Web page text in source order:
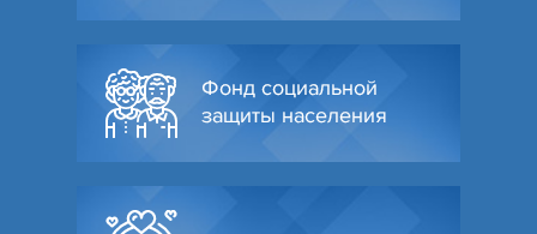
Фонд социальной
защиты населения